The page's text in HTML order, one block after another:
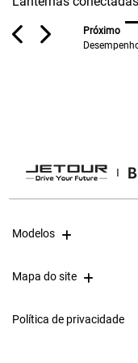
Modelos
Mapa do site
Política de privacidade